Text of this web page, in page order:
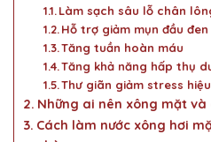
Làm sạch sâu lỗ chân
Hỗ trợ giảm mụn đầu
Tăng tuần hoàn máu
Tăng khả năng hấp thụ
Thư giãn giảm stress
Những ai nên xông mặt và
Cách làm nước xông hơi